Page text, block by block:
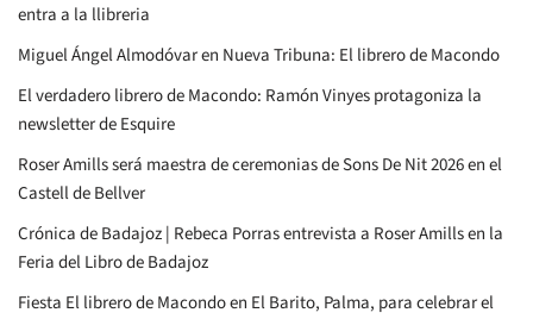
entra a la llibreria
Miguel Ángel Almodóvar en Nueva Tribuna: El librero de Macondo
El verdadero librero de Macondo: Ramón Vinyes protagoniza la
newsletter de Esquire
Roser Amills será maestra de ceremonias de Sons De Nit 2026 en el
Castell de Bellver
Crónica de Badajoz | Rebeca Porras entrevista a Roser Amills en la
Feria del Libro de Badajoz
Fiesta El librero de Macondo en El Barito, Palma, para celebrar el